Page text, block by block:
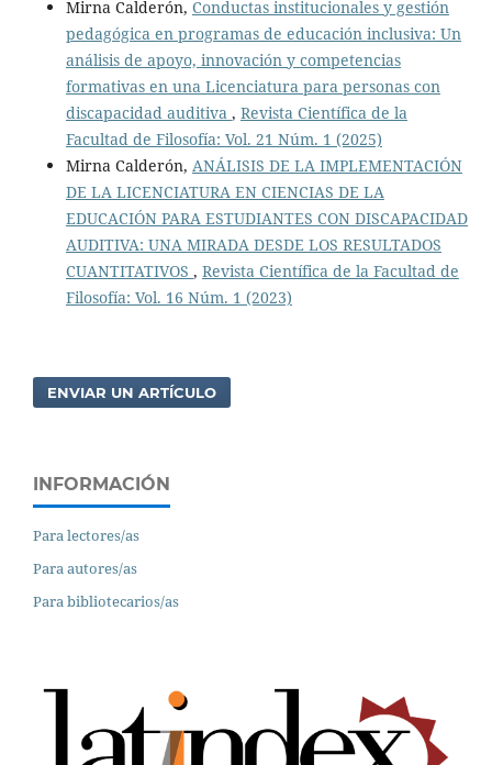
Mirna Calderón, Conductas institucionales y gestión
pedagógica en programas de educación inclusiva: Un
análisis de apoyo, innovación y competencias
formativas en una Licenciatura para personas con
discapacidad auditiva , Revista Científica de la
Facultad de Filosofía: Vol. 21 Núm. 1 (2025)
Mirna Calderón, ANÁLISIS DE LA IMPLEMENTACIÓN
DE LA LICENCIATURA EN CIENCIAS DE LA
EDUCACIÓN PARA ESTUDIANTES CON DISCAPACIDAD
AUDITIVA: UNA MIRADA DESDE LOS RESULTADOS
CUANTITATIVOS , Revista Científica de la Facultad de
Filosofía: Vol. 16 Núm. 1 (2023)
ENVIAR UN ARTÍCULO
INFORMACIÓN
Para lectores/as
Para autores/as
Para bibliotecarios/as